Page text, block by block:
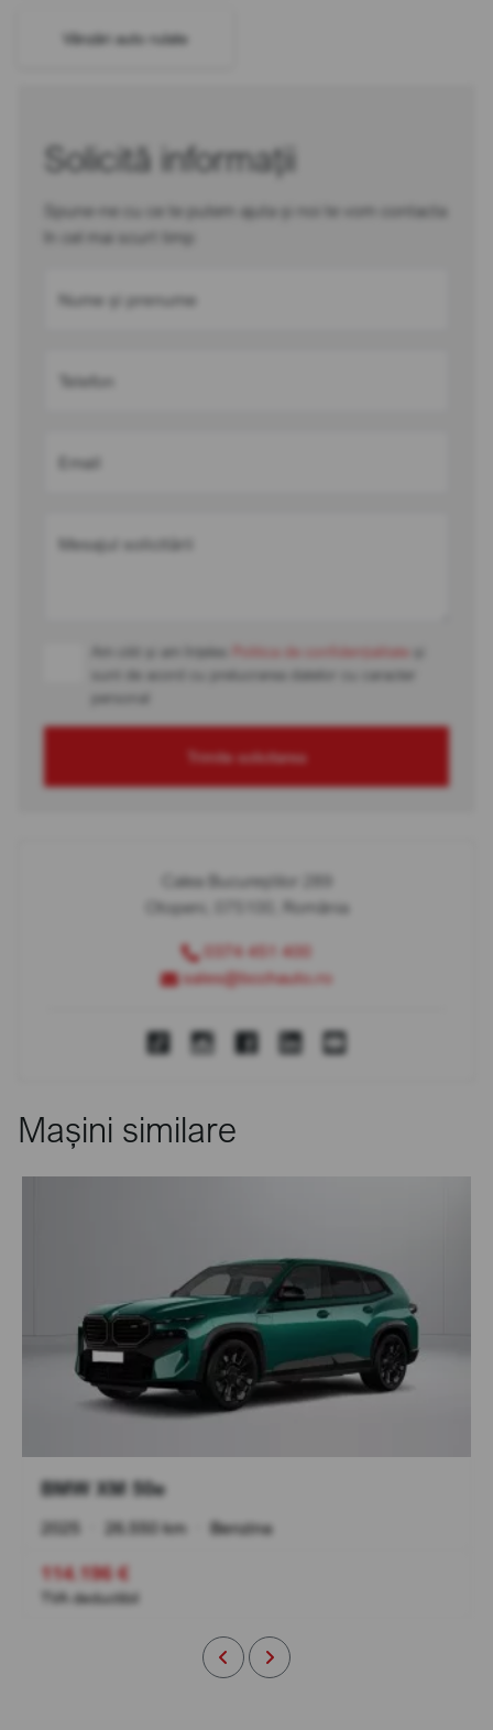
Vânzări auto rulate
Solicită informații
Spune-ne cu ce te putem ajuta și noi te vom contacta
în cel mai scurt timp
Nume și prenume
Telefon
Email
Mesajul solicitării
Am citit și am înțeles Politica de confidențialitate
sunt de acord cu prelucrarea datelor cu caracter
personal
Trimite solicitarea
Calea Bucureștilor 289
Otopeni, 075100, România
0374 451 400
sales@bcchauto.ro
Mașini similare
BMW XM 50e
2025 26.550 km Benzina
114.196 €
TVA deductibil